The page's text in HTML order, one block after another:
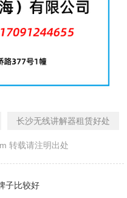
长沙无线讲解器租赁好处
转载请注明出处
子比较好